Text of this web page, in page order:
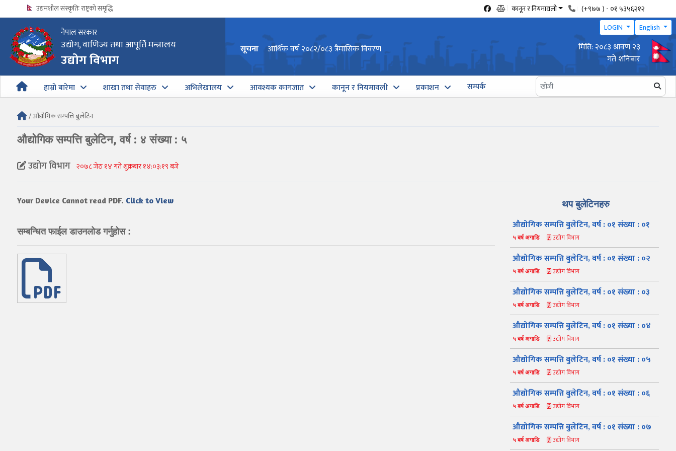
उद्यमशील संस्कृतिः राष्ट्रको समृद्धि कानून र नियमावली (+९७७ ) - ०१ ५३५६२१२
नेपाल सरकार
उद्योग, वाणिज्य तथा आपूर्ति मन्त्रालय
उद्योग विभाग
LOGIN English
सूचना
उद्योग विभागको अत्यन्त जरुरी सूचना आर्थिक वर्ष २०८२/०८३ त्रैमासिक विवरण वार्षिक उद्योग प्रगति प्रतिवेदन पेश गर्ने सम्बन्धी सूचना
मिति: २०८३ श्रावण २३
गते शनिबार
हाम्रो बारेमा शाखा तथा सेवाहरु अभिलेखालय आवश्यक कागजात कानून र नियमावली प्रकाशन सम्पर्क
/ औद्योगिक सम्पत्ति बुलेटिन
औद्योगिक सम्पत्ति बुलेटिन, वर्ष : ४ संख्या : ५
उद्योग विभाग २०७८ जेठ १४ गते शुक्रबार १४:०३:१९ बजे
Your Device Cannot read PDF. Click to View
सम्बन्धित फाईल डाउनलोड गर्नुहोस :
थप बुलेटिनहरु
औद्योगिक सम्पत्ति बुलेटिन, वर्ष : ०१ संख्या : ०१
५ बर्ष अगाडि उद्योग विभाग
औद्योगिक सम्पत्ति बुलेटिन, वर्ष : ०१ संख्या : ०२
५ बर्ष अगाडि उद्योग विभाग
औद्योगिक सम्पत्ति बुलेटिन, वर्ष : ०१ संख्या : ०३
५ बर्ष अगाडि उद्योग विभाग
औद्योगिक सम्पत्ति बुलेटिन, वर्ष : ०१ संख्या : ०४
५ बर्ष अगाडि उद्योग विभाग
औद्योगिक सम्पत्ति बुलेटिन, वर्ष : ०१ संख्या : ०५
५ बर्ष अगाडि उद्योग विभाग
औद्योगिक सम्पत्ति बुलेटिन, वर्ष : ०१ संख्या : ०६
५ बर्ष अगाडि उद्योग विभाग
औद्योगिक सम्पत्ति बुलेटिन, वर्ष : ०१ संख्या : ०७
५ बर्ष अगाडि उद्योग विभाग